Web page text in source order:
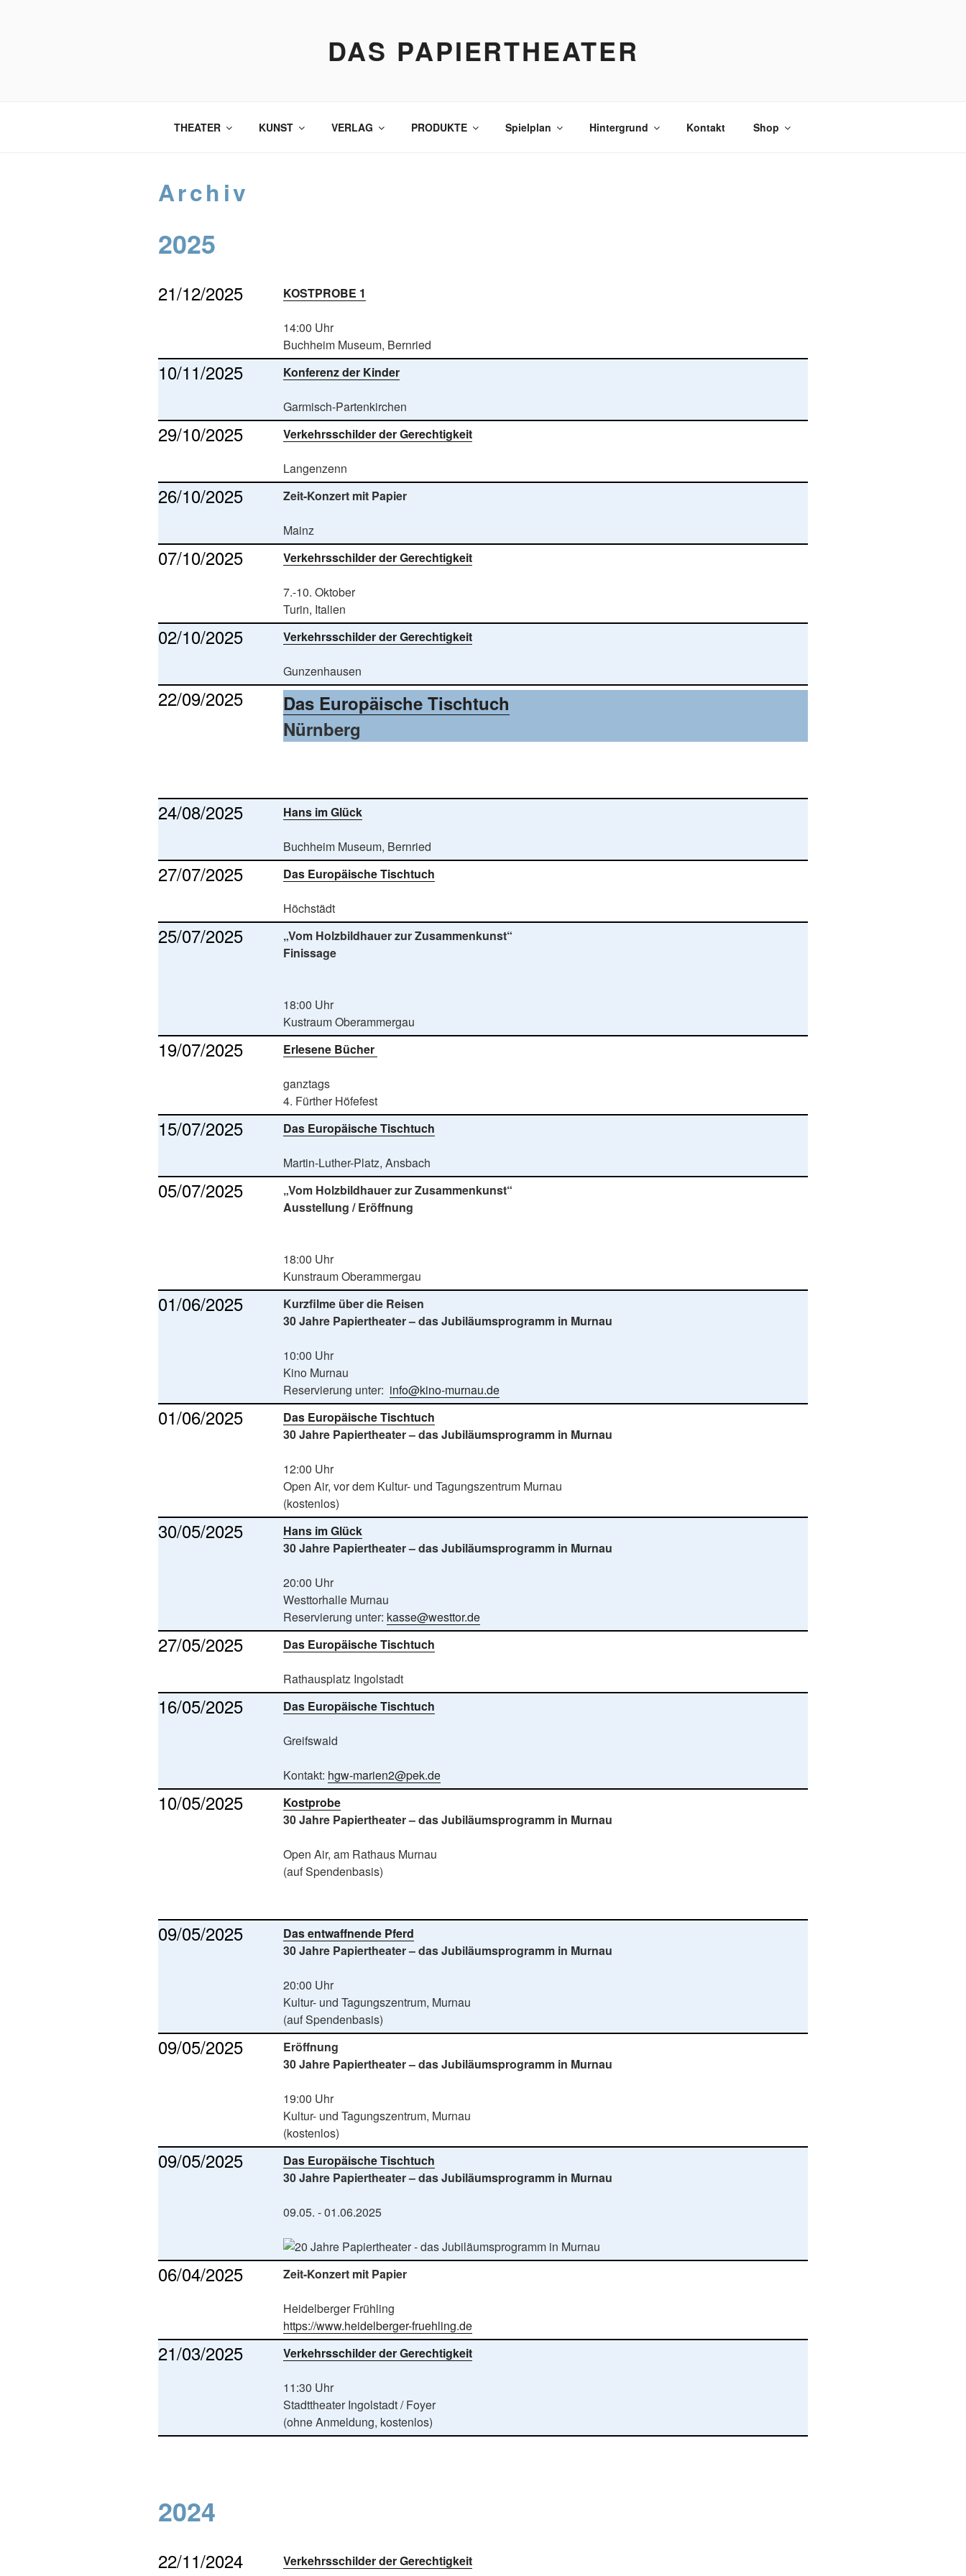
DAS PAPIERTHEATER
THEATER KUNST VERLAG PRODUKTE Spielplan Hintergrund Kontakt Shop
Archiv
2025
21/12/2025 KOSTPROBE 1
14:00 Uhr
Buchheim Museum, Bernried
10/11/2025 Konferenz der Kinder
Garmisch-Partenkirchen
29/10/2025 Verkehrsschilder der Gerechtigkeit
Langenzenn
26/10/2025 Zeit-Konzert mit Papier
Mainz
07/10/2025 Verkehrsschilder der Gerechtigkeit
7.-10. Oktober
Turin, Italien
02/10/2025 Verkehrsschilder der Gerechtigkeit
Gunzenhausen
22/09/2025
Das Europäische Tischtuch
Nürnberg
24/08/2025 Hans im Glück
Buchheim Museum, Bernried
27/07/2025 Das Europäische Tischtuch
Höchstädt
25/07/2025
„Vom Holzbildhauer zur Zusammenkunst“
Finissage
18:00 Uhr
Kustraum Oberammergau
19/07/2025 Erlesene Bücher
ganztags
4. Fürther Höfefest
15/07/2025 Das Europäische Tischtuch
Martin-Luther-Platz, Ansbach
05/07/2025
„Vom Holzbildhauer zur Zusammenkunst“
Ausstellung / Eröffnung
18:00 Uhr
Kunstraum Oberammergau
01/06/2025
Kurzfilme über die Reisen
30 Jahre Papiertheater – das Jubiläumsprogramm in Murnau
10:00 Uhr
Kino Murnau
Reservierung unter: info@kino-murnau.de
01/06/2025
Das Europäische Tischtuch
30 Jahre Papiertheater – das Jubiläumsprogramm in Murnau
12:00 Uhr
Open Air, vor dem Kultur- und Tagungszentrum Murnau
(kostenlos)
30/05/2025
Hans im Glück
30 Jahre Papiertheater – das Jubiläumsprogramm in Murnau
20:00 Uhr
Westtorhalle Murnau
Reservierung unter: kasse@westtor.de
27/05/2025 Das Europäische Tischtuch
Rathausplatz Ingolstadt
16/05/2025 Das Europäische Tischtuch
Greifswald
Kontakt: hgw-marien2@pek.de
10/05/2025
Kostprobe
30 Jahre Papiertheater – das Jubiläumsprogramm in Murnau
Open Air, am Rathaus Murnau
(auf Spendenbasis)
09/05/2025
Das entwaffnende Pferd
30 Jahre Papiertheater – das Jubiläumsprogramm in Murnau
20:00 Uhr
Kultur- und Tagungszentrum, Murnau
(auf Spendenbasis)
09/05/2025
Eröffnung
30 Jahre Papiertheater – das Jubiläumsprogramm in Murnau
19:00 Uhr
Kultur- und Tagungszentrum, Murnau
(kostenlos)
09/05/2025
Das Europäische Tischtuch
30 Jahre Papiertheater – das Jubiläumsprogramm in Murnau
09.05. - 01.06.2025
06/04/2025 Zeit-Konzert mit Papier
Heidelberger Frühling
https://www.heidelberger-fruehling.de
21/03/2025 Verkehrsschilder der Gerechtigkeit
11:30 Uhr
Stadttheater Ingolstadt / Foyer
(ohne Anmeldung, kostenlos)
2024
22/11/2024 Verkehrsschilder der Gerechtigkeit